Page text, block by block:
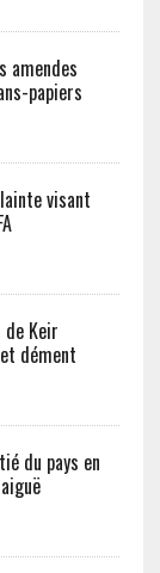
amendes
papiers
visant
Keir
dément
du pays en